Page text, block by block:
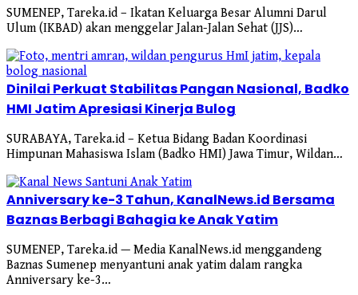
SUMENEP, Tareka.id – Ikatan Keluarga Besar Alumni Darul
Ulum (IKBAD) akan menggelar Jalan-Jalan Sehat (JJS)…
Dinilai Perkuat Stabilitas Pangan Nasional, Badko
HMI Jatim Apresiasi Kinerja Bulog
SURABAYA, Tareka.id – Ketua Bidang Badan Koordinasi
Himpunan Mahasiswa Islam (Badko HMI) Jawa Timur, Wildan…
Anniversary ke-3 Tahun, KanalNews.id Bersama
Baznas Berbagi Bahagia ke Anak Yatim
SUMENEP, Tareka.id — Media KanalNews.id menggandeng
Baznas Sumenep menyantuni anak yatim dalam rangka
Anniversary ke-3…